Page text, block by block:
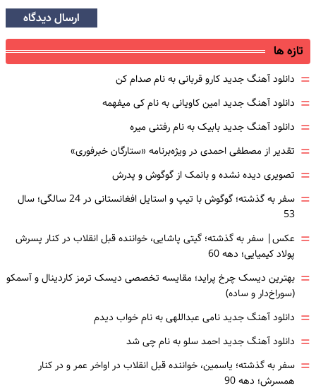
ارسال دیدگاه
تازه ها
= دانلود آهنگ جدید کارو قربانی به نام صدام کن
= دانلود آهنگ جدید امین کاویانی به نام کی میفهمه
= دانلود آهنگ جدید بابیک به نام رفتنی میره
= تقدیر از مصطفی احمدی در ویژه‌برنامه «ستارگان خبرفوری»
= تصویری دیده نشده و بانمک از گوگوش و پدرش
=
سفر به گذشته؛ گوگوش با تیپ و استایل افغانستانی در 24 سالگی؛ سال
53
= عکس| سفر به گذشته؛ گیتی پاشایی، خواننده قبل انقلاب در کنار پسرش
پولاد کیمیایی؛ دهه 60
= بهترین دیسک چرخ پراید؛ مقایسه تخصصی دیسک ترمز کاردینال و آسمکو
(سوراخ‌دار و ساده)
= دانلود آهنگ جدید نامی عبداللهی به نام خواب دیدم
= دانلود آهنگ جدید احمد سلو به نام چی شد
= سفر به گذشته؛ یاسمین، خواننده قبل انقلاب در اواخر عمر و در کنار
همسرش؛ دهه 90